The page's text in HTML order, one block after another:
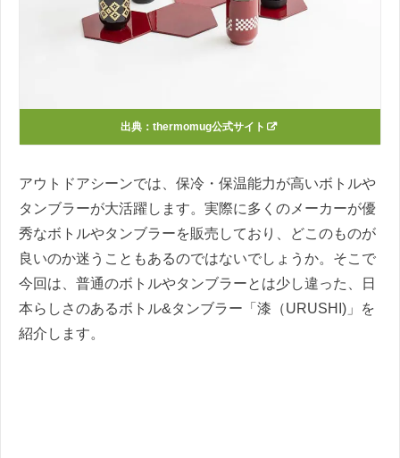
出典：thermomug公式サイト
アウトドアシーンでは、保冷・保温能力が高いボトルや
タンブラーが大活躍します。実際に多くのメーカーが優
秀なボトルやタンブラーを販売しており、どこのものが
良いのか迷うこともあるのではないでしょうか。そこで
今回は、普通のボトルやタンブラーとは少し違った、日
本らしさのあるボトル&タンブラー「漆（URUSHI)」を
紹介します。